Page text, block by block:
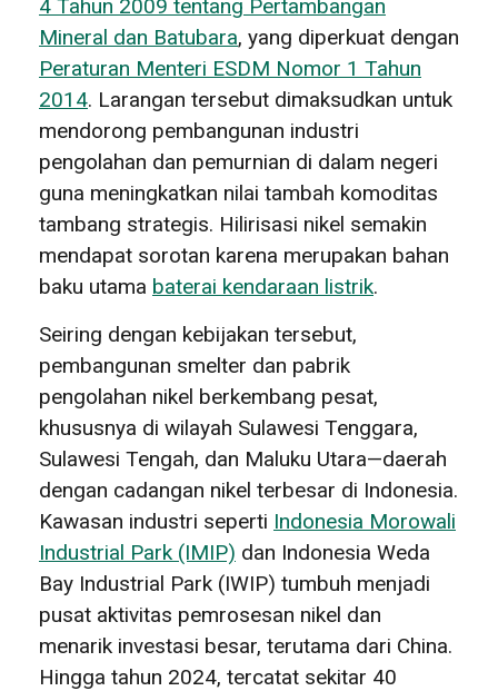
4 Tahun 2009 tentang Pertambangan
Mineral dan Batubara, yang diperkuat dengan
Peraturan Menteri ESDM Nomor 1 Tahun
2014. Larangan tersebut dimaksudkan untuk
mendorong pembangunan industri
pengolahan dan pemurnian di dalam negeri
guna meningkatkan nilai tambah komoditas
tambang strategis. Hilirisasi nikel semakin
mendapat sorotan karena merupakan bahan
baku utama baterai kendaraan listrik.
Seiring dengan kebijakan tersebut,
pembangunan smelter dan pabrik
pengolahan nikel berkembang pesat,
khususnya di wilayah Sulawesi Tenggara,
Sulawesi Tengah, dan Maluku Utara—daerah
dengan cadangan nikel terbesar di Indonesia.
Kawasan industri seperti Indonesia Morowali
Industrial Park (IMIP) dan Indonesia Weda
Bay Industrial Park (IWIP) tumbuh menjadi
pusat aktivitas pemrosesan nikel dan
menarik investasi besar, terutama dari China.
Hingga tahun 2024, tercatat sekitar 40